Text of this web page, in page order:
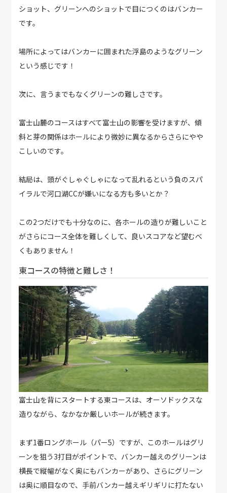
ショット、グリーンへのショットで目につくのはバンカー
です。
場所によってはバンカーに囲まれた浮島のようなグリーン
という感じです！
次に、言うまでもなくグリーンの難しさです。
富士山麓のコースはすべて富士山の影響を受けますが、傾
斜と芽の関係はホールにより微妙に異なるからさらにやや
こしいのです。
結局は、頭がぐしゃぐしゃになって乱れるという負のスパ
イラルで河口湖CCが嫌いになる方も多いとか？
この2つだけでも十分なのに、各ホールの造りが難しいこと
がさらにコース全体を難しくして、良いスコアなど望むべ
くもありません！
東コースの特徴と難しさ！
富士山を背にスタートする東コースは、オーソドックスな
造りながら、なかなか厳しいホールが続きます。
まず1番ロングホール（パー5）ですが、このホールはグリ
ーンを狙う3打目がポイントで、バンカー越えのグリーンは
横長で縦幅がなく奥にもバンカーがあり、さらにグリーン
は奥に順目なので、手前バンカー越えギリギリに打たない